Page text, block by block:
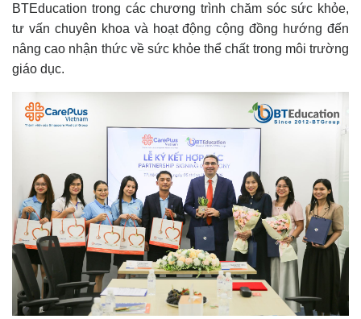
BTEducation trong các chương trình chăm sóc sức khỏe,
tư vấn chuyên khoa và hoạt động cộng đồng hướng đến
nâng cao nhận thức về sức khỏe thể chất trong môi trường
giáo dục.